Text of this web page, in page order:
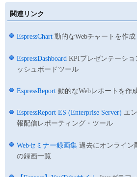
関連リンク
EspressChart 動的なWebチャートを作
EspressDashboard KPIプレゼンテーショ
ッシュボードツール
EspressReport 動的なWebレポートを作
EspressReport ES (Enterprise Server) エ
報配信レポーティング・ツール
Webセミナー録画集 過去にオンライン
の録画一覧